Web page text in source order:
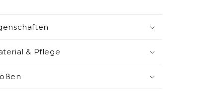
& Pflege